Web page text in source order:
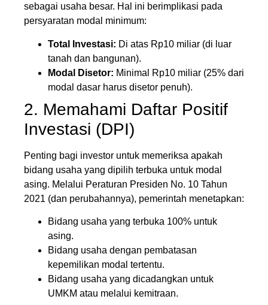
sebagai usaha besar. Hal ini berimplikasi pada
persyaratan modal minimum:
Total Investasi: Di atas Rp10 miliar (di luar
tanah dan bangunan).
Modal Disetor: Minimal Rp10 miliar (25% dari
modal dasar harus disetor penuh).
2. Memahami Daftar Positif
Investasi (DPI)
Penting bagi investor untuk memeriksa apakah
bidang usaha yang dipilih terbuka untuk modal
asing. Melalui Peraturan Presiden No. 10 Tahun
2021 (dan perubahannya), pemerintah menetapkan:
Bidang usaha yang terbuka 100% untuk
asing.
Bidang usaha dengan pembatasan
kepemilikan modal tertentu.
Bidang usaha yang dicadangkan untuk
UMKM atau melalui kemitraan.